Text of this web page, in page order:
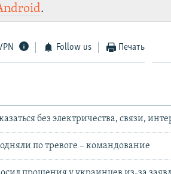
.
Follow us Печать
без электричества, связи,
по тревоге – командование